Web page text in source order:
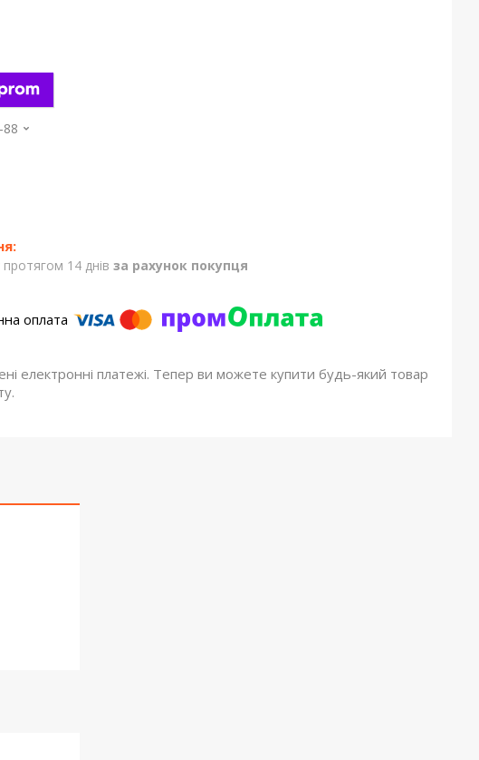
14 днів за рахунок покупця
електронні платежі. Тепер ви можете купити будь-який товар